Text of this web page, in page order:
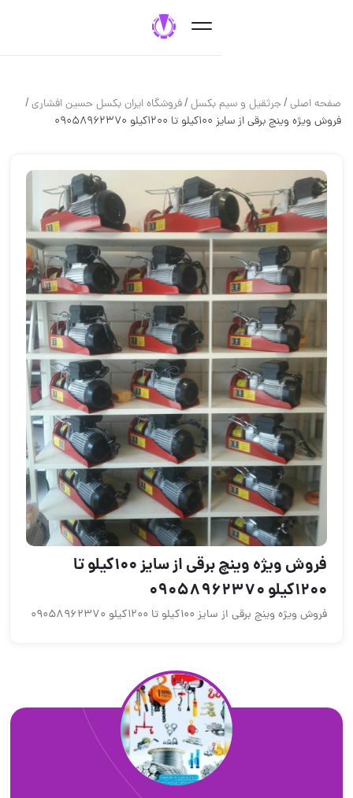
جرثقيل و سيم بكسل/ فروشگاه ایران بکسل حسین افشاری /
100کیلو تا 1200کیلو 09058962370
فروش ویژه وینچ برقی از سایز 100کیلو تا
از سایز 100کیلو تا 1200کیلو 09058962370